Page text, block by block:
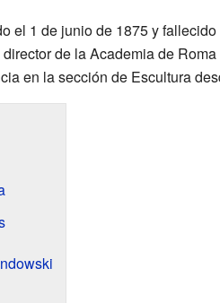
el 1 de junio de 1875 y
de la Academia de
en la sección de Escultura